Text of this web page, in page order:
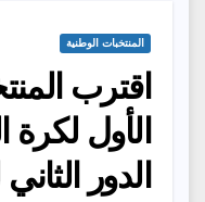
المنتخبات الوطنية
اقترب
الأول
الدور